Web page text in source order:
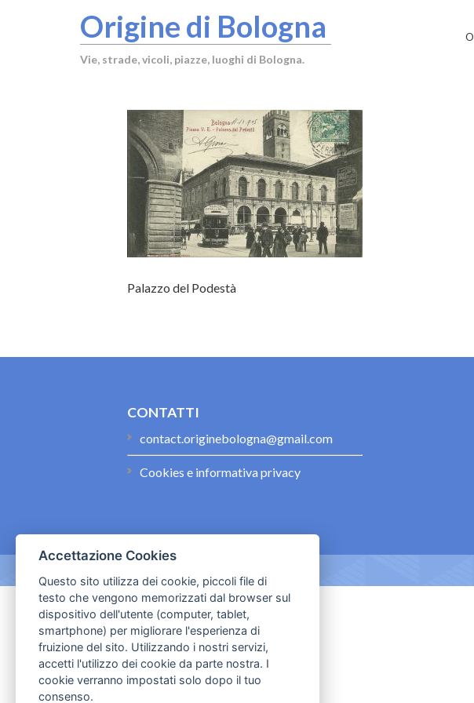
Origine di Bologna
Vie, strade, vicoli, piazze, luoghi di Bologna.
Palazzo del Podestà
CONTATTI
contact.originebologna@gmail.com
Cookies e informativa privacy
Accettazione Cookies
Questo sito utilizza dei cookie, piccoli file di
testo che vengono memorizzati dal browser sul
dispositivo dell'utente (computer, tablet,
smartphone) per migliorare l'esperienza di
fruizione del sito. Utilizzando i nostri servizi,
accetti l'utilizzo dei cookie da parte nostra. I
cookie verranno impostati solo dopo il tuo
consenso.